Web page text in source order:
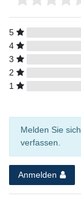
5
4
3
2
1
Melden Sie
verfassen.
Anmelden